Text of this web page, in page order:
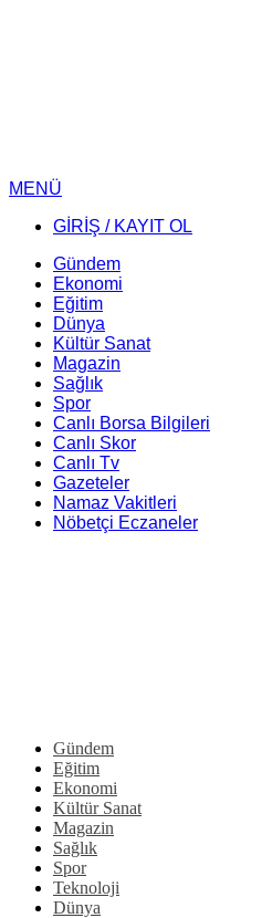
MENÜ
GİRİŞ / KAYIT OL
Gündem
Ekonomi
Eğitim
Dünya
Kültür Sanat
Magazin
Sağlık
Spor
Canlı Borsa Bilgileri
Canlı Skor
Canlı Tv
Gazeteler
Namaz Vakitleri
Nöbetçi Eczaneler
Gündem
Eğitim
Ekonomi
Kültür Sanat
Magazin
Sağlık
Spor
Teknoloji
Dünya